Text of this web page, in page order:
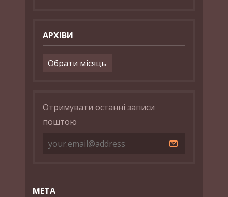
АРХІВИ
Архіви
Отримувати останні записи
поштою
МЕТА